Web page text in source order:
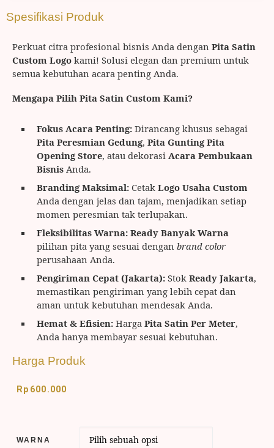
Spesifikasi Produk
Perkuat citra profesional bisnis Anda dengan Pita Satin
Custom Logo kami! Solusi elegan dan premium untuk
semua kebutuhan acara penting Anda.
Mengapa Pilih Pita Satin Custom Kami?
Fokus Acara Penting: Dirancang khusus sebagai
Pita Peresmian Gedung, Pita Gunting Pita
Opening Store, atau dekorasi Acara Pembukaan
Bisnis Anda.
Branding Maksimal: Cetak Logo Usaha Custom
Anda dengan jelas dan tajam, menjadikan setiap
momen peresmian tak terlupakan.
Fleksibilitas Warna: Ready Banyak Warna
pilihan pita yang sesuai dengan brand color
perusahaan Anda.
Pengiriman Cepat (Jakarta): Stok Ready Jakarta,
memastikan pengiriman yang lebih cepat dan
aman untuk kebutuhan mendesak Anda.
Hemat & Efisien: Harga Pita Satin Per Meter,
Anda hanya membayar sesuai kebutuhan.
Harga Produk
Rp 600.000
WARNA